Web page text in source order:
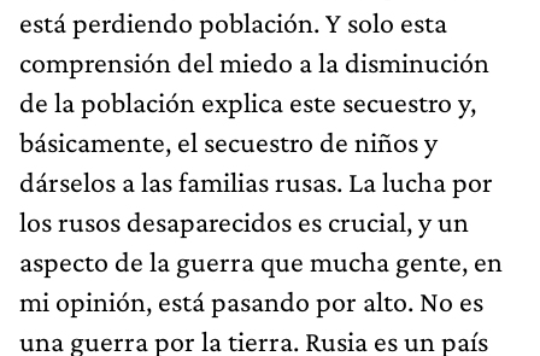
está perdiendo población. Y solo esta
comprensión del miedo a la disminución
de la población explica este secuestro y,
básicamente, el secuestro de niños y
dárselos a las familias rusas. La lucha por
los rusos desaparecidos es crucial, y un
aspecto de la guerra que mucha gente, en
mi opinión, está pasando por alto. No es
una guerra por la tierra. Rusia es un país